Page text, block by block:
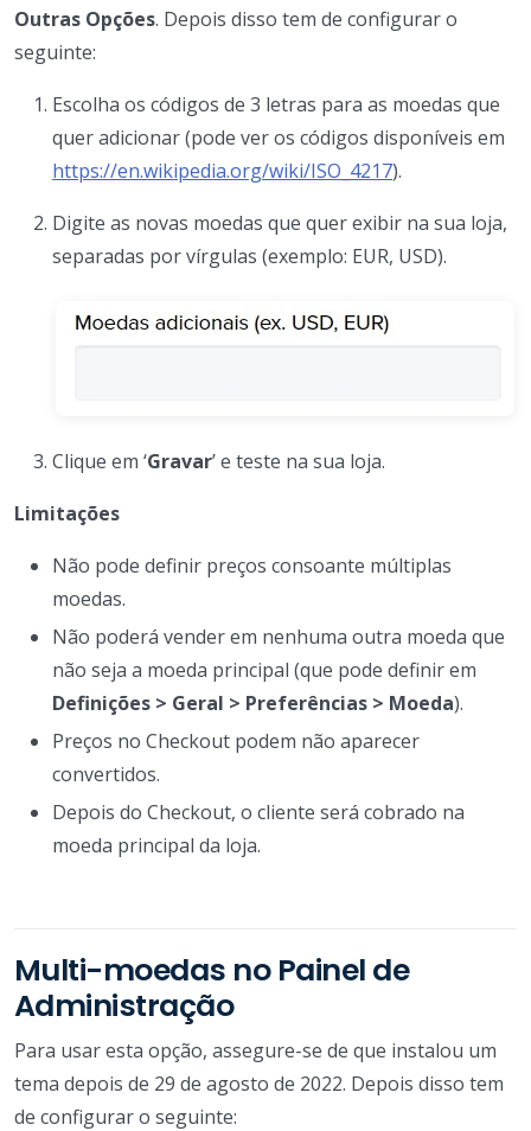
Outras Opções. Depois disso tem de configurar o
seguinte:
Escolha os códigos de 3 letras para as moedas que
quer adicionar (pode ver os códigos disponíveis em
https://en.wikipedia.org/wiki/ISO_4217).
Digite as novas moedas que quer exibir na sua loja,
separadas por vírgulas (exemplo: EUR, USD).
Clique em ‘Gravar’ e teste na sua loja.
Limitações
Não pode definir preços consoante múltiplas
moedas.
Não poderá vender em nenhuma outra moeda que
não seja a moeda principal (que pode definir em
Definições > Geral > Preferências > Moeda).
Preços no Checkout podem não aparecer
convertidos.
Depois do Checkout, o cliente será cobrado na
moeda principal da loja.
Multi-moedas no Painel de
Administração
Para usar esta opção, assegure-se de que instalou um
tema depois de 29 de agosto de 2022. Depois disso tem
de configurar o seguinte: